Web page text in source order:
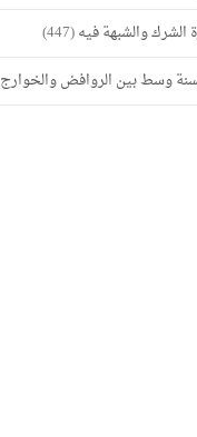
والشبهة فيه(447)
وسط بين الروافض والخوارج